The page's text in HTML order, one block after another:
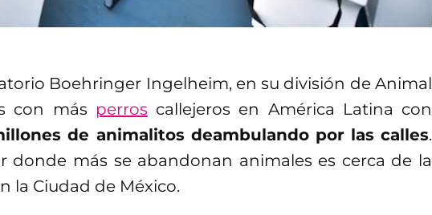
Boehringer Ingelheim, en su división de Animal
con más perros callejeros en América Latina con
de animalitos deambulando por las calles.
donde más se abandonan animales es cerca de la
la Ciudad de México.